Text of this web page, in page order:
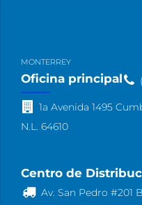
MONTERREY
Oficina principal
1a Avenida 1495
N.L. 64610
Centro de
Av. San Pedro #201